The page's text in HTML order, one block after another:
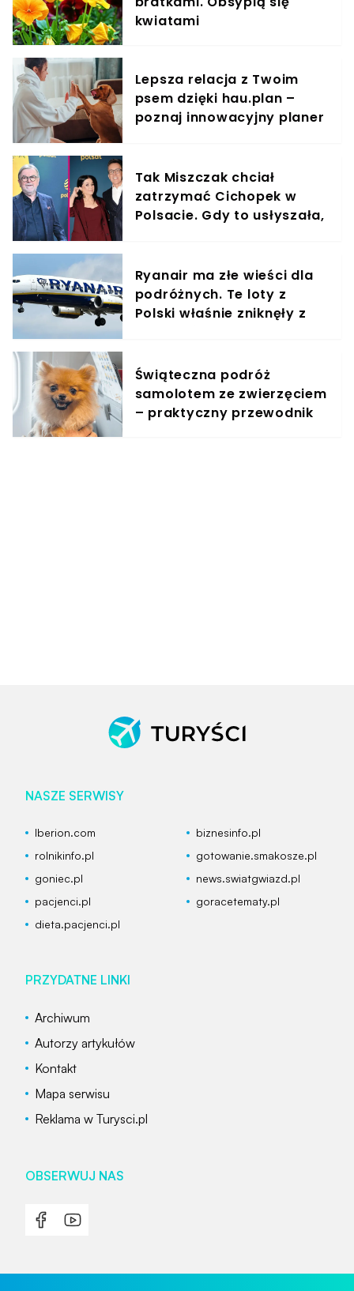
kwiatami
Lepsza relacja z Twoim
psem dzięki hau.plan –
poznaj innowacyjny planer
Tak Miszczak chciał
zatrzymać Cichopek w
Polsacie. Gdy to usłyszała,
Ryanair ma złe wieści dla
podróżnych. Te loty z
Polski właśnie zniknęły z
Świąteczna podróż
samolotem ze zwierzęciem
– praktyczny przewodnik
NASZE SERWISY
Iberion.com
biznesinfo.pl
rolnikinfo.pl
gotowanie.smakosze.pl
goniec.pl
news.swiatgwiazd.pl
pacjenci.pl
goracetematy.pl
dieta.pacjenci.pl
PRZYDATNE LINKI
Archiwum
Autorzy artykułów
Kontakt
Mapa serwisu
Reklama w Turysci.pl
OBSERWUJ NAS